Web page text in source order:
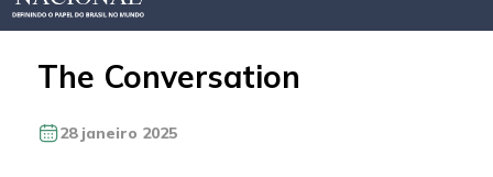
The Conversation
28 janeiro 2025